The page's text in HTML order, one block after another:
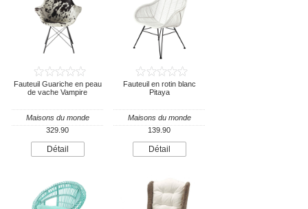
Fauteuil Guariche en peau
de vache Vampire
Maisons du monde
329.90
Détail
Fauteuil en rotin blanc
Pitaya
Maisons du monde
139.90
Détail